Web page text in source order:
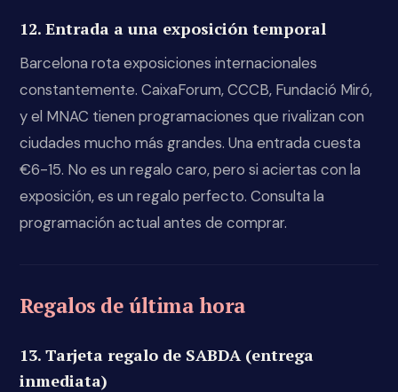
12. Entrada a una exposición temporal
Barcelona rota exposiciones internacionales
constantemente. CaixaForum, CCCB, Fundació Miró,
y el MNAC tienen programaciones que rivalizan con
ciudades mucho más grandes. Una entrada cuesta
€6-15. No es un regalo caro, pero si aciertas con la
exposición, es un regalo perfecto. Consulta la
programación actual antes de comprar.
Regalos de última hora
13. Tarjeta regalo de SABDA (entrega
inmediata)